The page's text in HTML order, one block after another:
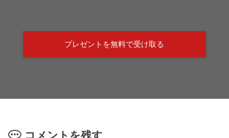
プレゼントを無料で受け取る